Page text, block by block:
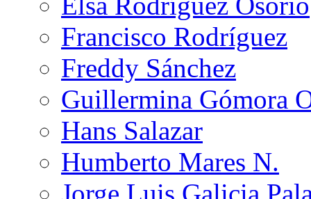
Francisco Rodríguez
Freddy Sánchez
Guillermina Gómora
Hans Salazar
Humberto Mares N.
Jorge Luis Galicia